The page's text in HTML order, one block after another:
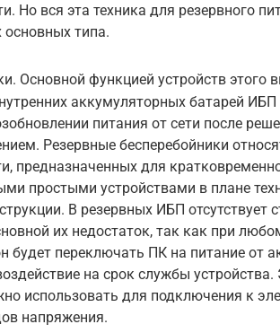
Но вся эта техника для резервного
типа.
Основной функцией устройств этого
аккумуляторных батарей ИБП
питания от сети после
Резервные бесперебойники
предназначенных для
простыми устройствами в плане
В резервных ИБП отсутствует
их недостаток, так как при
будет переключать ПК на питание от
на срок службы
использовать для подключения к
напряжения.